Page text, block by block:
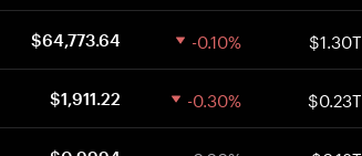
$64,773.64 -0.10% $1.30T
$1,911.22 -0.30% $0.23T